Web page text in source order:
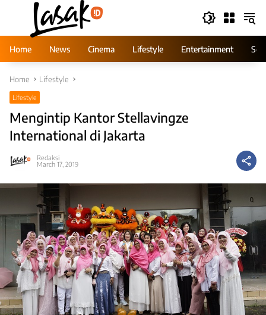
Home
News Cinema Lifestyle Entertainment
Home Lifestyle
Lifestyle
Mengintip Kantor Stellavingze
International di Jakarta
Redaksi
March 17, 2019